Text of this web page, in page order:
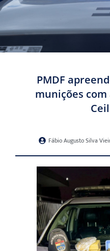
PMDF
munições
Fábio Augusto Silva